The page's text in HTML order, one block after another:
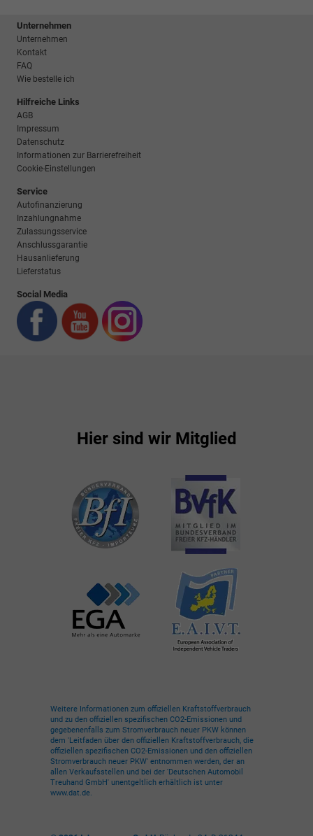
Unternehmen
Unternehmen
Kontakt
FAQ
Wie bestelle ich
Hilfreiche Links
AGB
Impressum
Datenschutz
Informationen zur Barrierefreiheit
Cookie-Einstellungen
Service
Autofinanzierung
Inzahlungnahme
Zulassungsservice
Anschlussgarantie
Hausanlieferung
Lieferstatus
Social Media
Hier sind wir Mitglied
Weitere Informationen zum offiziellen Kraftstoffverbrauch
und zu den offiziellen spezifischen CO2-Emissionen und
gegebenenfalls zum Stromverbrauch neuer PKW können
dem 'Leitfaden über den offiziellen Kraftstoffverbrauch, die
offiziellen spezifischen CO2-Emissionen und den offiziellen
Stromverbrauch neuer PKW' entnommen werden, der an
allen Verkaufsstellen und bei der 'Deutschen Automobil
Treuhand GmbH' unentgeltlich erhältlich ist unter
www.dat.de.